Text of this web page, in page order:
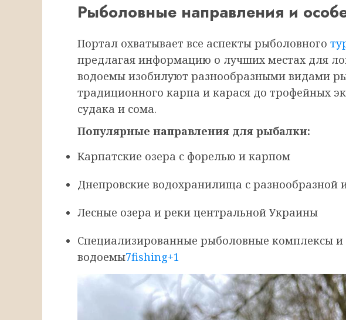
Рыболовные направления и
Портал охватывает все аспекты рыболовного
предлагая информацию о лучших местах для
водоемы изобилуют разнообразными видами
традиционного карпа и карася до трофейных
судака и сома.
Популярные направления для рыбалки:
Карпатские озера с форелью и карпом
Днепровские водохранилища с разнообразной
Лесные озера и реки центральной Украины
Специализированные рыболовные комплексы
водоемы7fishing+1